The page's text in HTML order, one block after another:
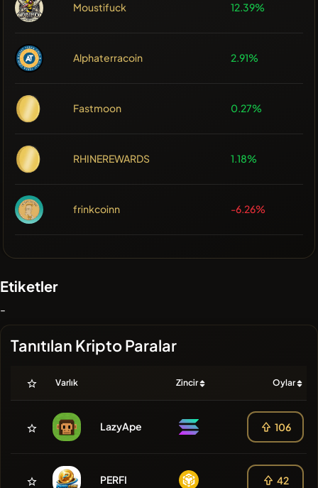
Moustifuck 12.39%
Alphaterracoin 2.91%
Fastmoon 0.27%
RHINEREWARDS 1.18%
frinkcoinn -6.26%
Etiketler
-
Tanıtılan Kripto Paralar
Varlık Zincir Oylar
LazyApe 106
PERFI 42